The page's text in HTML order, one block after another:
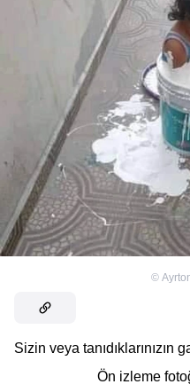
©
Sizin veya tanıdıklarınızın
Ön izleme